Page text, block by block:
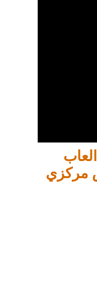
مركزي